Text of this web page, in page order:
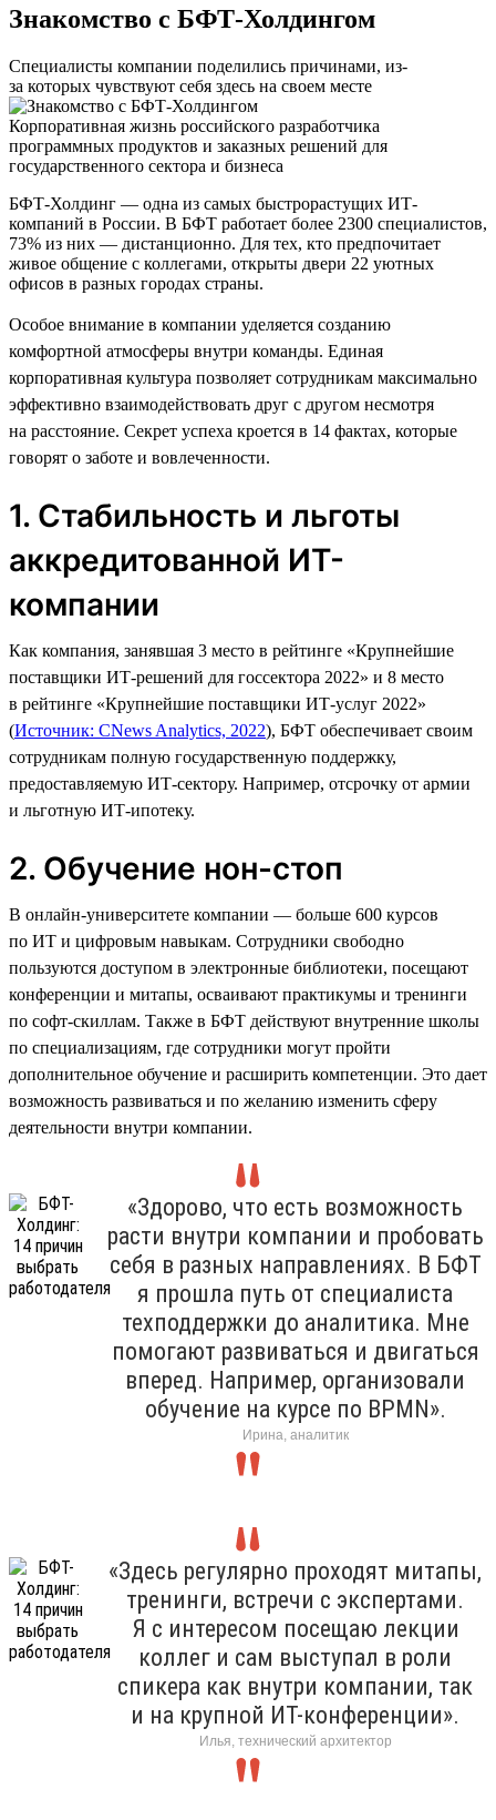
Знакомство с БФТ-Холдингом
Специалисты компании поделились причинами, из-
за которых чувствуют себя здесь на своем месте
Корпоративная жизнь российского разработчика
программных продуктов и заказных решений для
государственного сектора и бизнеса
БФТ-Холдинг — одна из самых быстрорастущих ИТ-
компаний в России. В БФТ работает более 2300 специалистов,
73% из них — дистанционно. Для тех, кто предпочитает
живое общение с коллегами, открыты двери 22 уютных
офисов в разных городах страны.
Особое внимание в компании уделяется созданию
комфортной атмосферы внутри команды. Единая
корпоративная культура позволяет сотрудникам максимально
эффективно взаимодействовать друг с другом несмотря
на расстояние. Секрет успеха кроется в 14 фактах, которые
говорят о заботе и вовлеченности.
1. Стабильность и льготы
аккредитованной ИТ-
компании
Как компания, занявшая 3 место в рейтинге «Крупнейшие
поставщики ИТ-решений для госсектора 2022» и 8 место
в рейтинге «Крупнейшие поставщики ИТ-услуг 2022»
(Источник: CNews Analytics, 2022), БФТ обеспечивает своим
сотрудникам полную государственную поддержку,
предоставляемую ИТ-сектору. Например, отсрочку от армии
и льготную ИТ-ипотеку.
2. Обучение нон-стоп
В онлайн-университете компании — больше 600 курсов
по ИТ и цифровым навыкам. Сотрудники свободно
пользуются доступом в электронные библиотеки, посещают
конференции и митапы, осваивают практикумы и тренинги
по софт-скиллам. Также в БФТ действуют внутренние школы
по специализациям, где сотрудники могут пройти
дополнительное обучение и расширить компетенции. Это дает
возможность развиваться и по желанию изменить сферу
деятельности внутри компании.
«Здорово, что есть возможность
расти внутри компании и пробовать
себя в разных направлениях. В БФТ
я прошла путь от специалиста
техподдержки до аналитика. Мне
помогают развиваться и двигаться
вперед. Например, организовали
обучение на курсе по BPMN».
Ирина, аналитик
«Здесь регулярно проходят митапы,
тренинги, встречи с экспертами.
Я с интересом посещаю лекции
коллег и сам выступал в роли
спикера как внутри компании, так
и на крупной ИТ-конференции».
Илья, технический архитектор